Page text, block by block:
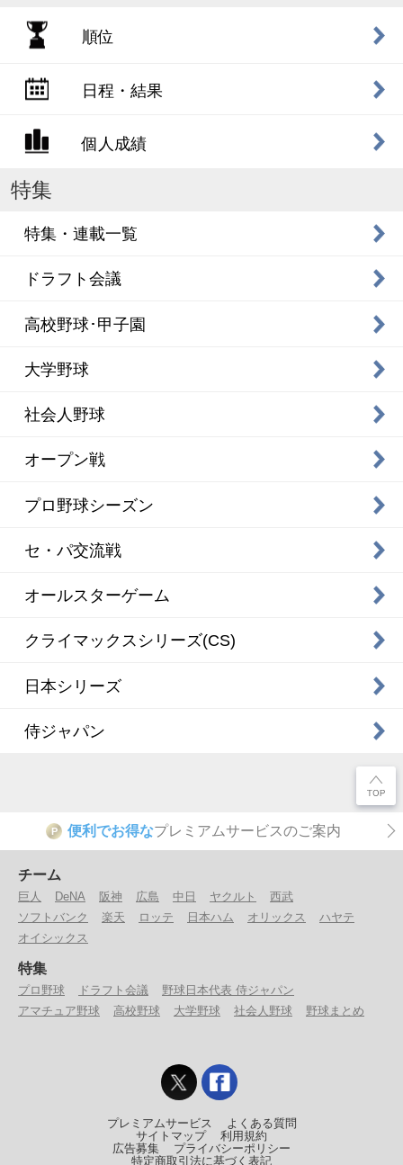
順位
日程・結果
個人成績
特集
特集・連載一覧
ドラフト会議
高校野球･甲子園
大学野球
社会人野球
オープン戦
プロ野球シーズン
セ・パ交流戦
オールスターゲーム
クライマックスシリーズ(CS)
日本シリーズ
侍ジャパン
P 便利でお得なプレミアムサービスのご案内
チーム
巨人 DeNA 阪神 広島 中日 ヤクルト
西武
ソフトバンク
楽天 ロッテ 日本ハム オリックス
ハヤテ
オイシックス
特集
プロ野球 ドラフト会議
野球日本代表 侍ジャパン
アマチュア野球
高校野球 大学野球 社会人野球 野球まとめ
プレミアムサービス
よくある質問
サイトマップ
利用規約
広告募集
プライバシーポリシー
特定商取引法に基づく表記